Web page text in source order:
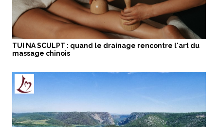
TUI NA SCULPT : quand le drainage rencontre l'art du
massage chinois